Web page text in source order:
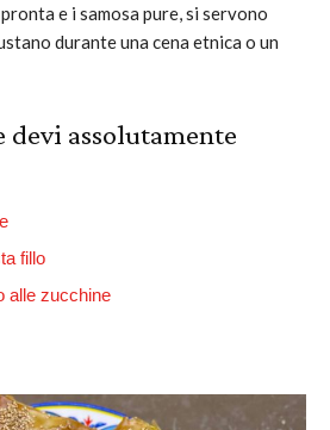
e i samosa pure, si servono
durante una cena etnica o un
devi assolutamente
fillo
alle zucchine